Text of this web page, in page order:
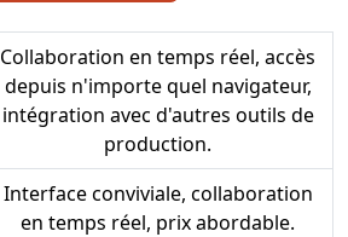
Collaboration en temps réel, accès
depuis n'importe quel navigateur,
intégration avec d'autres outils de
production.
Interface conviviale, collaboration
en temps réel, prix abordable.